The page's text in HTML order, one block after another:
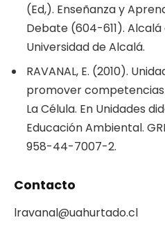
(Ed,). Enseñanza y
Debate (604-611). Alcalá
Universidad de Alcalá.
RAVANAL, E. (2010).
promover
La Célula. En Unidades
Educación Ambiental.
958-44-7007-2.
Contacto
lravanal@uahurtado.cl